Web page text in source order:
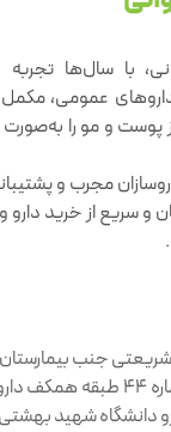
با سال‌ها تجربه
عمومی،
پوست و مو را به‌صورت
مجرب و
و سریع از خرید
جنب
غزه (پور مشکانی)شماره ۴۴
دانشگاه شهید بهشتی